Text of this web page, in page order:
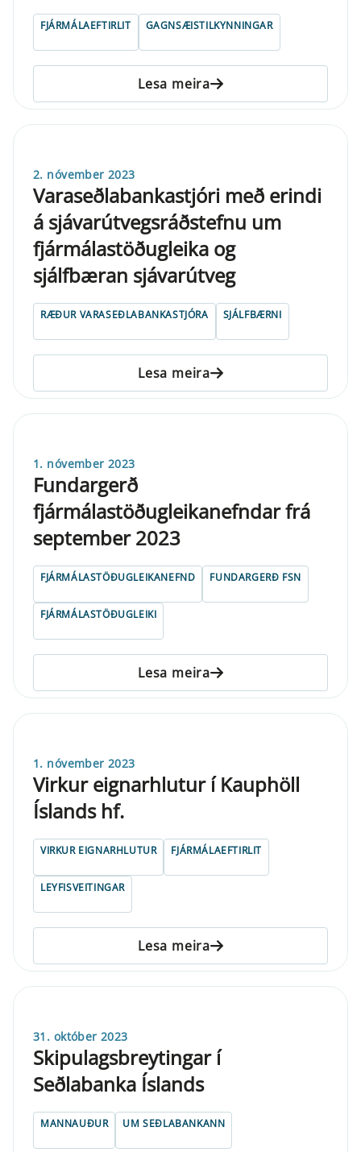
FJÁRMÁLAEFTIRLIT GAGNSÆISTILKYNNINGAR
Lesa meira
2. nóvember 2023
Varaseðlabankastjóri með erindi
á sjávarútvegsráðstefnu um
fjármálastöðugleika og
sjálfbæran sjávarútveg
RÆÐUR VARASEÐLABANKASTJÓRA SJÁLFBÆRNI
Lesa meira
1. nóvember 2023
Fundargerð
fjármálastöðugleikanefndar frá
september 2023
FJÁRMÁLASTÖÐUGLEIKANEFND FUNDARGERÐ FSN
FJÁRMÁLASTÖÐUGLEIKI
Lesa meira
1. nóvember 2023
Virkur eignarhlutur í Kauphöll
Íslands hf.
VIRKUR EIGNARHLUTUR FJÁRMÁLAEFTIRLIT
LEYFISVEITINGAR
Lesa meira
31. október 2023
Skipulagsbreytingar í
Seðlabanka Íslands
MANNAUÐUR UM SEÐLABANKANN